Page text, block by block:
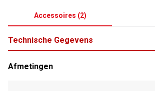
Accessoires (2)
Technische Gegevens
Afmetingen